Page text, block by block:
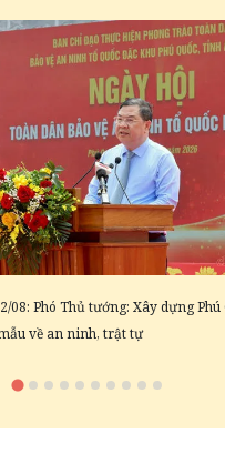
08: Phó Thủ tướng: Xây dựng Phú
về an ninh, trật tự